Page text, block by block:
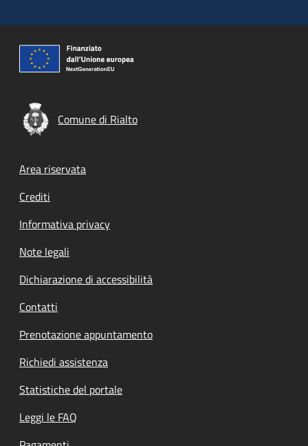
Comune di Rialto
Footer menu
Area riservata
Crediti
Informativa privacy
Note legali
Dichiarazione di accessibilità
Contatti
Prenotazione appuntamento
Richiedi assistenza
Statistiche del portale
Leggi le FAQ